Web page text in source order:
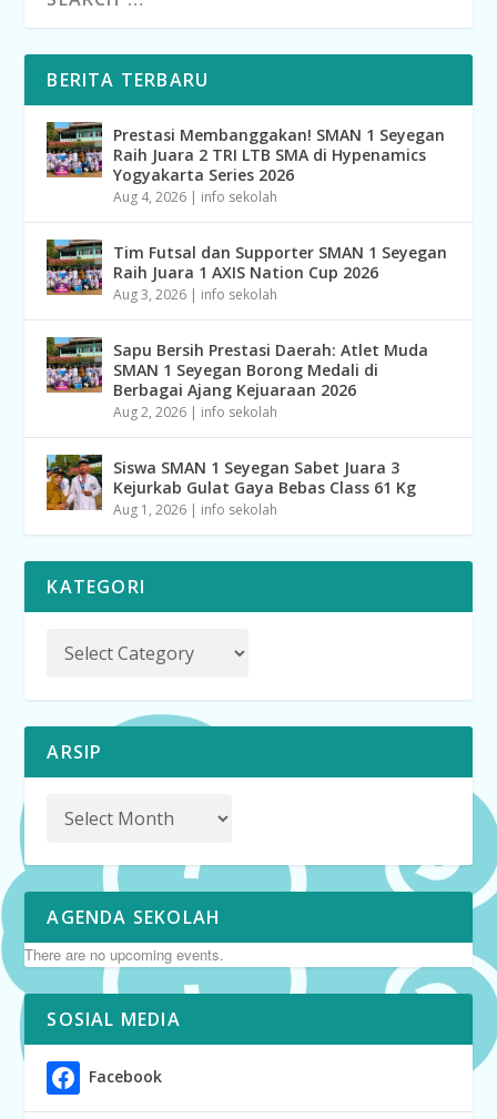
BERITA TERBARU
Prestasi Membanggakan! SMAN 1 Seyegan
Raih Juara 2 TRI LTB SMA di Hypenamics
Yogyakarta Series 2026
Aug 4, 2026 | info sekolah
Tim Futsal dan Supporter SMAN 1 Seyegan
Raih Juara 1 AXIS Nation Cup 2026
Aug 3, 2026 | info sekolah
Sapu Bersih Prestasi Daerah: Atlet Muda
SMAN 1 Seyegan Borong Medali di
Berbagai Ajang Kejuaraan 2026
Aug 2, 2026 | info sekolah
Siswa SMAN 1 Seyegan Sabet Juara 3
Kejurkab Gulat Gaya Bebas Class 61 Kg
Aug 1, 2026 | info sekolah
KATEGORI
ARSIP
AGENDA SEKOLAH
There are no upcoming events.
SOSIAL MEDIA
Facebook